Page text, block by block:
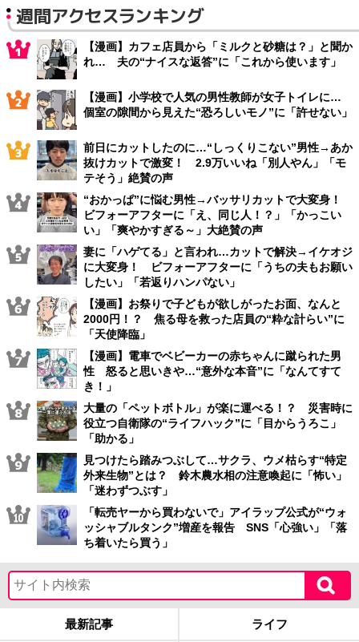
週間アクセスランキング
【漫画】カフェ店員から「ミルクと砂糖は？」と聞か
れ… 夫の“ナイスな返答”に「これから使います」
【漫画】小学校で人気の男性教師が女子トイレに…
個室の隙間から見えた“恐ろしいモノ”に「許せない」
前日にカットしたのに…“しっくりこない”男性→あか
抜けカットで激変！ 2.9万いいね「別人やん」「モ
テそう」絶賛の声
“おかっぱ”に悩む男性→バッサリカットで大変身！
ビフォーアフターに「え、同じ人！？」「かっこい
い」「爽やかすぎる～」大絶賛の声
妻に「ハゲてる」と言われ…カットで解決→イケオジ
に大変身！ ビフォーアフターに「うちの夫もお願い
したい」「若返りハンパない」
【漫画】お祭りで子どもが欲しがったお面、なんと
2000円！？ 焦る母を救った店員の“粋な計らい”に
「天使降臨」
【漫画】電車でベビーカーの赤ちゃんに蹴られた男
性 怒ると思いきや…“意外な本音”に「なんてすて
き！」
大量の「ペットボトル」が楽に運べる！？ 災害時に
役立つ自衛隊の“ライフハック”に「目からうろこ」
「助かる」
見つけたら踏みつぶして…サクラ、ウメ枯らす“特定
外来生物”とは？ 鈴木農水相の注意喚起に「怖い」
「迷わずつぶす」
「転売ヤーから買わないで」アイラップ公式が“ウォ
ッシャブルタンク”増産を報告 SNS「心強い」「落
ち着いたら買う」
最新記事 ライフ